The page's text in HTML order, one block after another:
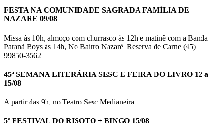
FESTA NA COMUNIDADE SAGRADA FAMÍLIA DE
NAZARÉ 09/08
Missa às 10h, almoço com churrasco às 12h e matinê com a Banda
Paraná Boys às 14h, No Bairro Nazaré. Reserva de Carne (45)
99850-3562
45ª SEMANA LITERÁRIA SESC E FEIRA DO LIVRO 12 a
15/08
A partir das 9h, no Teatro Sesc Medianeira
5º FESTIVAL DO RISOTO + BINGO 15/08